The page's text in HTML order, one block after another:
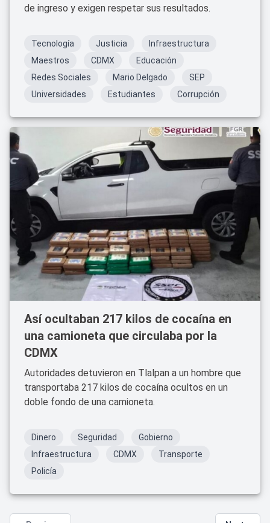
de ingreso y exigen respetar sus resultados.
Tecnología Justicia
Infraestructura
Maestros
CDMX
Educación
Redes Sociales
Mario Delgado
SEP
Universidades
Estudiantes Corrupción
Así ocultaban 217 kilos de cocaína en
una camioneta que circulaba por la
CDMX
Autoridades detuvieron en Tlalpan a un hombre que
transportaba 217 kilos de cocaína ocultos en un
doble fondo de una camioneta.
Dinero Seguridad
Gobierno
Infraestructura
CDMX
Transporte
Policía